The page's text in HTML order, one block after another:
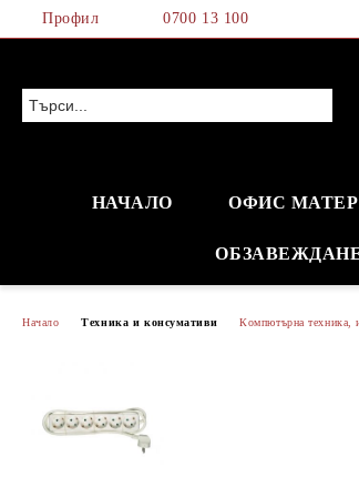
Профил 0700 13 100
НАЧАЛО ОФИС
Начало Техника и консумативи Компютърна техника,